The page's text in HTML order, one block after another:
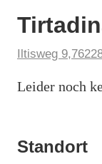
Iltisweg
Leider noch
Standort